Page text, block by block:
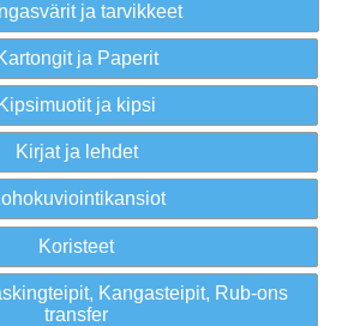
ja tarvikkeet
ja Paperit
Kipsimuotit ja kipsi
Kirjat ja lehdet
Koristeet
Kangasteipit, Rub-ons
transfer